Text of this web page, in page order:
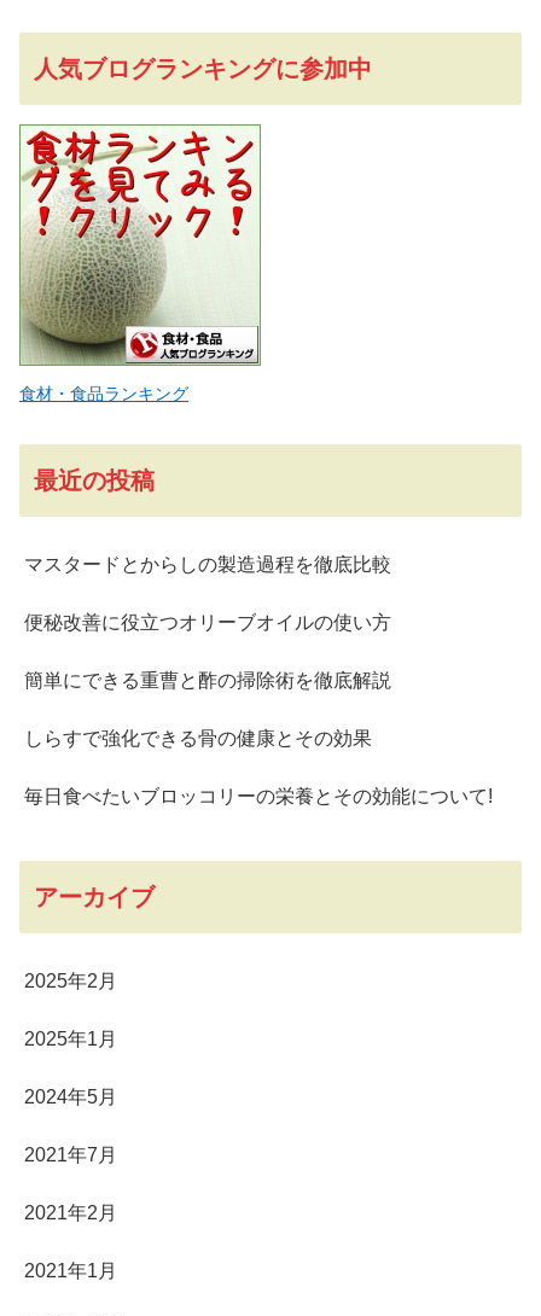
人気ブログランキングに参加中
食材・食品ランキング
最近の投稿
マスタードとからしの製造過程を徹底比較
便秘改善に役立つオリーブオイルの使い方
簡単にできる重曹と酢の掃除術を徹底解説
しらすで強化できる骨の健康とその効果
毎日食べたいブロッコリーの栄養とその効能について!
アーカイブ
2025年2月
2025年1月
2024年5月
2021年7月
2021年2月
2021年1月